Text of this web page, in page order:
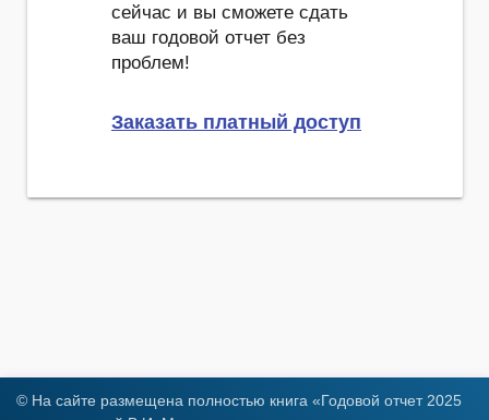
сейчас и вы сможете сдать
ваш годовой отчет без
проблем!
Заказать платный доступ
© На сайте размещена полностью книга «Годовой отчет 2025